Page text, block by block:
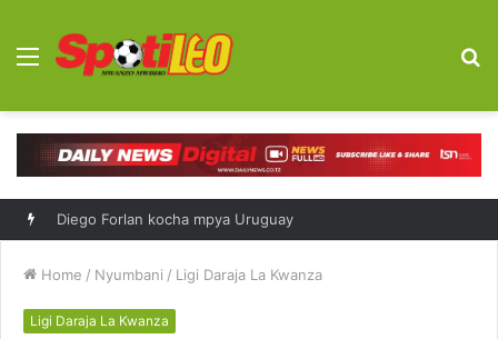
Menu
Diego Forlan kocha mpya Uruguay
Home / Nyumbani / Ligi Daraja La Kwanza
Ligi Daraja La Kwanza